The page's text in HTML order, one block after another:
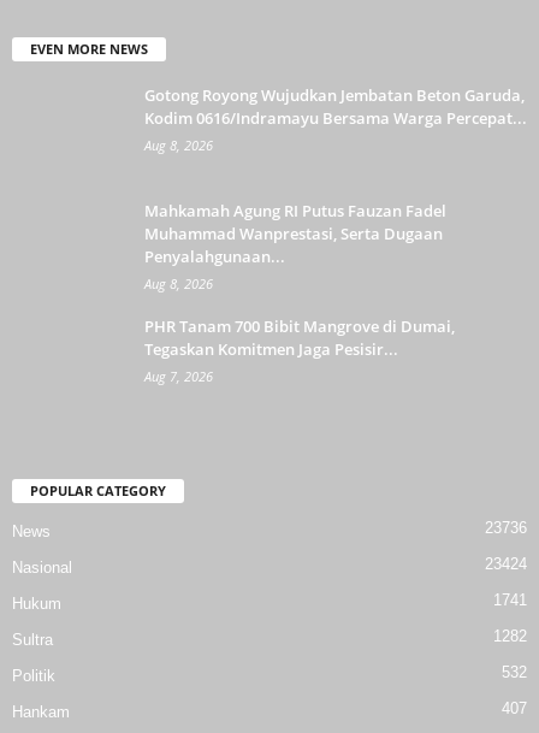
EVEN MORE NEWS
Gotong Royong Wujudkan Jembatan Beton Garuda,
Kodim 0616/Indramayu Bersama Warga Percepat...
Aug 8, 2026
Mahkamah Agung RI Putus Fauzan Fadel
Muhammad Wanprestasi, Serta Dugaan
Penyalahgunaan...
Aug 8, 2026
PHR Tanam 700 Bibit Mangrove di Dumai,
Tegaskan Komitmen Jaga Pesisir...
Aug 7, 2026
POPULAR CATEGORY
News 23736
Nasional 23424
Hukum 1741
Sultra 1282
Politik 532
Hankam 407